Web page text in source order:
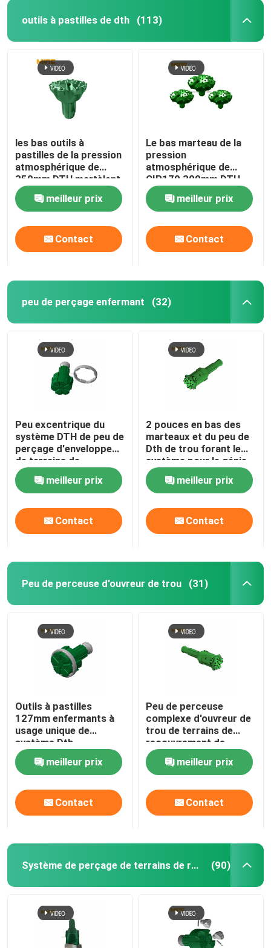
outils à pastilles de dth (113)
les bas outils à
pastilles de la pression
atmosphérique de
350mm DTH martèlent
la jambe CIR170 avec 3
trous de rinçage
meilleur prix
Contact
Le bas marteau de la
pression
atmosphérique de
CIR170 300mm DTH
pastille des outils pour
le perçage de
construction
meilleur prix
Contact
peu de perçage enfermant (32)
Peu excentrique du
système DTH de peu de
perçage d'enveloppe
de terrains de
recouvrement de trou
bon
meilleur prix
Contact
2 pouces en bas des
marteaux et du peu de
Dth de trou forant le
système pour le génie
civil
meilleur prix
Contact
Peu de perceuse d'ouvreur de trou (31)
Outils à pastilles
127mm enfermants à
usage unique de
système Dth
d'avancement
meilleur prix
Contact
Peu de perceuse
complexe d'ouvreur de
trou de terrains de
recouvrement de
couche ODM de peu de
Dth de 1 pouce
meilleur prix
Contact
Système de perçage de terrains de recouvrement (90)